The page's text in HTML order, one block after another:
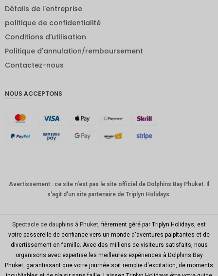
EUR
indienne
IDR
KRW
chinois
TWD
MYR
Détails de l'entreprise
politique de confidentialité
Conditions d'utilisation
Politique d'annulation/remboursement
Contactez-nous
NOUS ACCEPTONS
Avertissement : ce site n'est pas le site officiel de Dolphins Bay Phuket. Il
s'agit d'un site partenaire de Triplyn Holidays.
Spectacle de dauphins à Phuket , fièrement géré par Triplyn Holidays, est
votre passerelle de confiance vers un monde d'aventures palpitantes et de
divertissement en famille. Avec des millions de visiteurs satisfaits, nous
organisons avec expertise les meilleures expériences à Dolphins Bay
Phuket, garantissant que votre journée soit remplie d'excitation, de moments